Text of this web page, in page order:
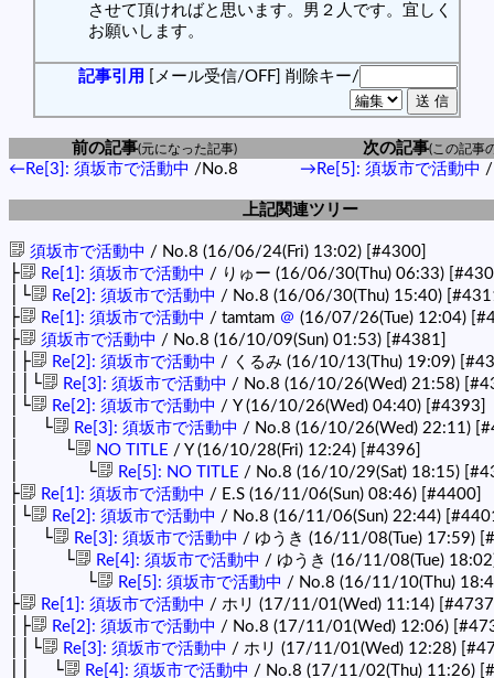
させて頂ければと思います。男２人です。宜しく
お願いします。
記事引用 [メール受信/OFF] 削除キー/
前の記事(元になった記事) 次の記事(この記事
←Re[3]: 須坂市で活動中 /No.8 →Re[5]: 須坂市で活動中 /
上記関連ツリー
須坂市で活動中 / No.8 (16/06/24(Fri) 13:02) [#4300]
├ Re[1]: 須坂市で活動中 / りゅー (16/06/30(Thu) 06:33)
│└ Re[2]: 須坂市で活動中 / No.8 (16/06/30(Thu) 15:40)
├ Re[1]: 須坂市で活動中 / tamtam ＠ (16/07/26(Tue) 12:04)
├ 須坂市で活動中 / No.8 (16/10/09(Sun) 01:53) [#4381]
│├ Re[2]: 須坂市で活動中 / くるみ (16/10/13(Thu) 19:09)
││└ Re[3]: 須坂市で活動中 / No.8 (16/10/26(Wed) 21:58)
│└ Re[2]: 須坂市で活動中 / Y (16/10/26(Wed) 04:40) [#4393]
│ └ Re[3]: 須坂市で活動中 / No.8 (16/10/26(Wed) 22:11)
│ └ NO TITLE / Y (16/10/28(Fri) 12:24) [#4396]
│ └ Re[5]: NO TITLE / No.8 (16/10/29(Sat) 18:15)
├ Re[1]: 須坂市で活動中 / E.S (16/11/06(Sun) 08:46) [#4400]
│└ Re[2]: 須坂市で活動中 / No.8 (16/11/06(Sun) 22:44)
│ └ Re[3]: 須坂市で活動中 / ゆうき (16/11/08(Tue) 17:59)
│ └ Re[4]: 須坂市で活動中 / ゆうき (16/11/08(Tue)
│ └ Re[5]: 須坂市で活動中 / No.8 (16/11/10(Thu)
├ Re[1]: 須坂市で活動中 / ホリ (17/11/01(Wed) 11:14)
│├ Re[2]: 須坂市で活動中 / No.8 (17/11/01(Wed) 12:06)
││└ Re[3]: 須坂市で活動中 / ホリ (17/11/01(Wed) 12:28)
││ └ Re[4]: 須坂市で活動中 / No.8 (17/11/02(Thu) 11:26)